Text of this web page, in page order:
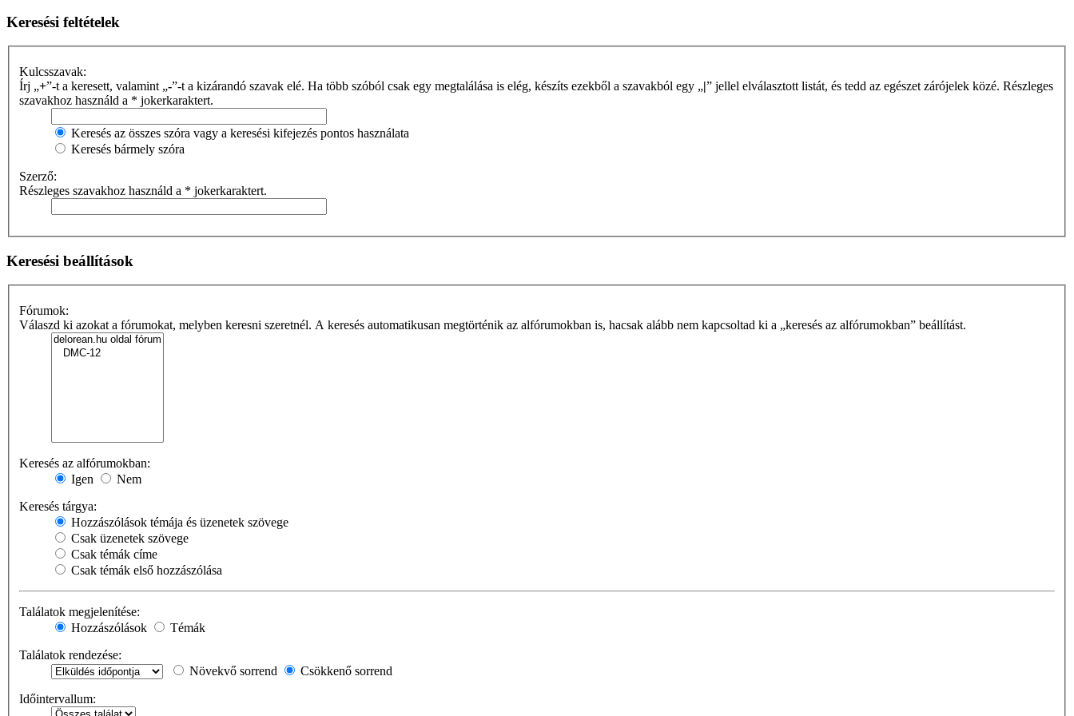
Keresési feltételek
Kulcsszavak:
Írj „+”-t a keresett, valamint „- ”-t a kizárandó szavak elé. Ha több szóból csak egy megtalálása is elég, készíts ezekből a szavakból egy „|” jellel elválasztott listát, és tedd az egészet zárójelek közé. Részleges
szavakhoz használd a * jokerkaraktert.
Keresés az összes szóra vagy a keresési kifejezés pontos használata
Keresés bármely szóra
Szerző:
Részleges szavakhoz használd a * jokerkaraktert.
Keresési beállítások
Fórumok:
Válaszd ki azokat a fórumokat, melyben keresni szeretnél. A keresés automatikusan megtörténik az alfórumokban is, hacsak alább nem kapcsoltad ki a „keresés az alfórumokban” beállítást.
Keresés az alfórumokban:
Igen
Nem
Keresés tárgya:
Hozzászólások témája és üzenetek szövege
Csak üzenetek szövege
Csak témák címe
Csak témák első hozzászólása
Találatok megjelenítése:
Hozzászólások
Témák
Találatok rendezése:
Növekvő sorrend
Csökkenő sorrend
Időintervallum: